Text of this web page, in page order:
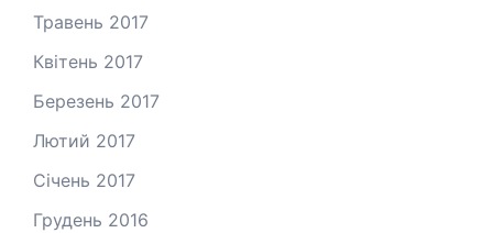
Травень 2017
Квітень 2017
Березень 2017
Лютий 2017
Січень 2017
Грудень 2016